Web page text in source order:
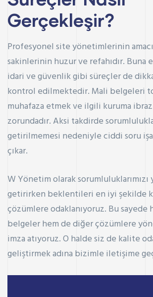
Gerçekleşir?
Profesyonel site yönetimlerinin
sakinlerinin huzur ve refahıdır. Buna
idari ve güvenlik gibi süreçler de
kontrol edilmektedir. Mali belgeleri
muhafaza etmek ve ilgili kuruma
zorundadır. Aksi takdirde
getirilmemesi nedeniyle ciddi soru
çıkar.
W Yönetim olarak sorumluluklarımızı
getirirken beklentileri en iyi şekilde
çözümlere odaklanıyoruz. Bu sayede
belgeler hem de diğer çözümlere
imza atıyoruz. O halde siz de kalite
geliştirmek adına bizimle iletişime